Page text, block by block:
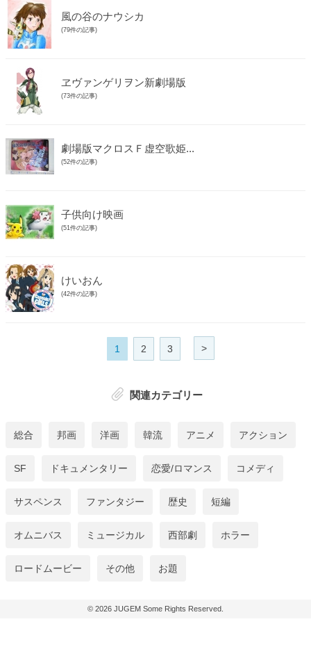
風の谷のナウシカ
(79件の記事)
ヱヴァンゲリヲン新劇場版
(73件の記事)
劇場版マクロスＦ虚空歌姫...
(52件の記事)
子供向け映画
(51件の記事)
けいおん
(42件の記事)
1 2 3 >
関連カテゴリー
総合 邦画 洋画 韓流 アニメ アクション
SF ドキュメンタリー 恋愛/ロマンス コメディ
サスペンス ファンタジー 歴史 短編
オムニバス ミュージカル 西部劇 ホラー
ロードムービー その他 お題
© 2026 JUGEM Some Rights Reserved.